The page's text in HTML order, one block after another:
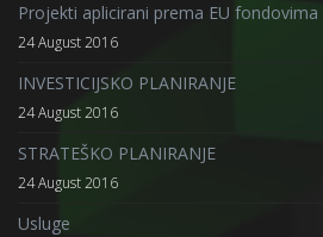
Projekti aplicirani prema EU fondovima
24 August 2016
INVESTICIJSKO PLANIRANJE
24 August 2016
STRATEŠKO PLANIRANJE
24 August 2016
Usluge